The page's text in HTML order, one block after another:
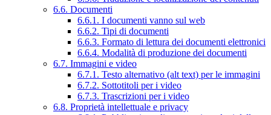
6.6. Documenti
6.6.1. I documenti vanno sul web
6.6.2. Tipi di documenti
6.6.3. Formato di lettura dei documenti elettronici
6.6.4. Modalità di produzione dei documenti
6.7. Immagini e video
6.7.1. Testo alternativo (alt text) per le immagini
6.7.2. Sottotitoli per i video
6.7.3. Trascrizioni per i video
6.8. Proprietà intellettuale e privacy